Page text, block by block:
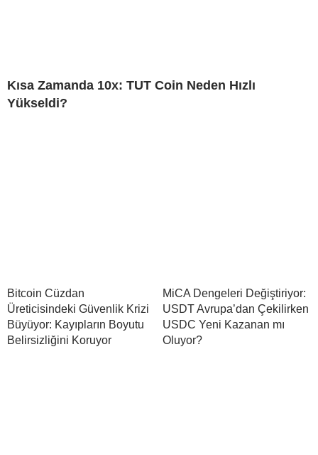
Kısa Zamanda 10x: TUT Coin Neden Hızlı
Yükseldi?
Bitcoin Cüzdan
Üreticisindeki Güvenlik Krizi
Büyüyor: Kayıpların Boyutu
Belirsizliğini Koruyor
MiCA Dengeleri Değiştiriyor:
USDT Avrupa’dan Çekilirken
USDC Yeni Kazanan mı
Oluyor?